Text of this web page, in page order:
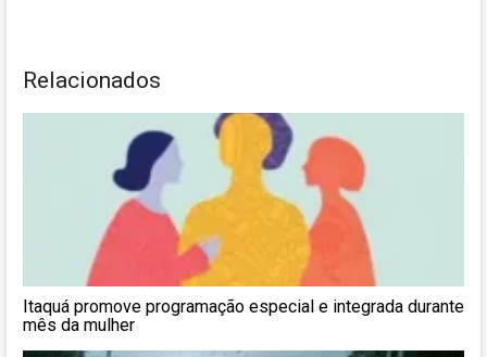
Relacionados
Itaquá promove programação especial e integrada durante
mês da mulher